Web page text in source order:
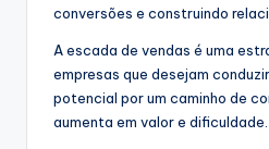
conversões e construindo
A escada de vendas é uma
empresas que desejam
potencial por um caminho de
aumenta em valor e dificuldade.